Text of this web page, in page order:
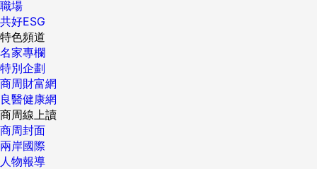
職場
共好ESG
特色頻道
名家專欄
特別企劃
商周財富網
良醫健康網
商周線上讀
商周封面
兩岸國際
人物報導